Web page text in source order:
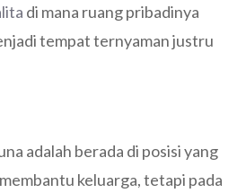
di mana ruang pribadinya
tempat ternyaman justru
adalah berada di posisi yang
keluarga, tetapi pada